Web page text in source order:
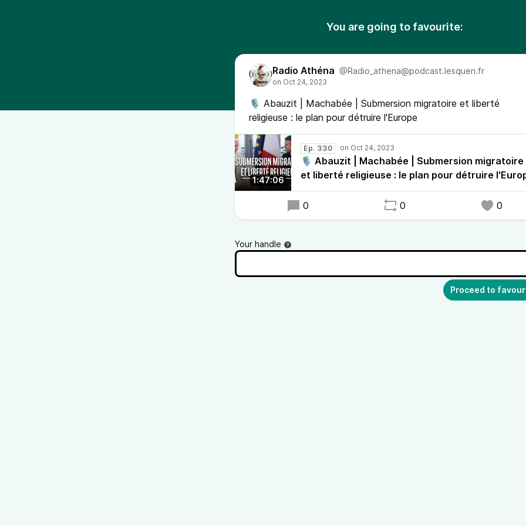
You are going to favourite:
Radio Athéna @Radio_athena@podcast.lesquen.fr
🎙 Abauzit | Machabée | Submersion migratoire et liberté
religieuse : le plan pour détruire l'Europe
1:47:06
Ep. 330
🎙 Abauzit | Machabée | Submersion migratoire
et liberté religieuse : le plan pour détruire
0 0 0
Your handle
Proceed to